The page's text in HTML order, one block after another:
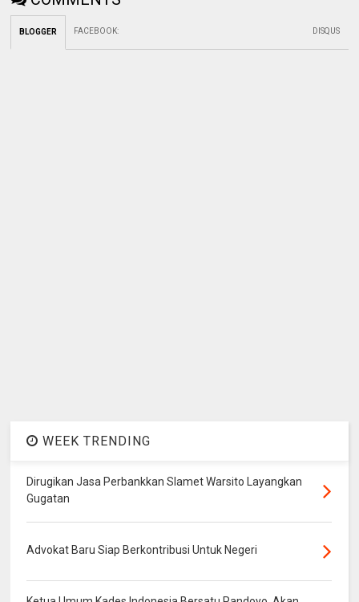
BLOGGER FACEBOOK: DISQUS
WEEK TRENDING
Dirugikan Jasa Perbankkan Slamet Warsito Layangkan
Gugatan
Advokat Baru Siap Berkontribusi Untuk Negeri